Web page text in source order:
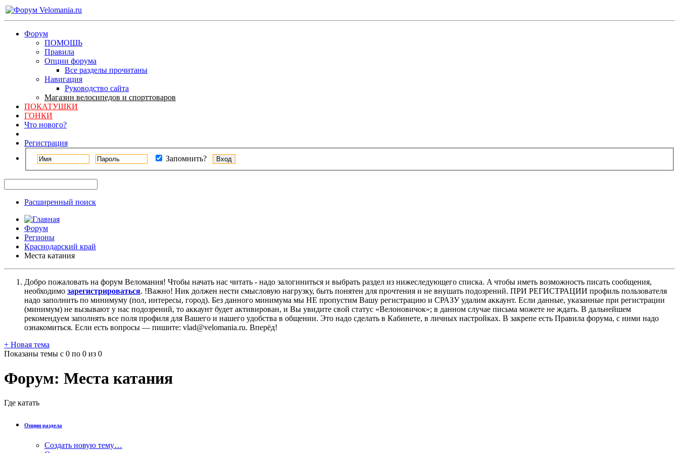
Форум
ПОМОЩЬ
Правила
Опции форума
Все разделы прочитаны
Навигация
Руководство сайта
Магазин велосипедов и спорттоваров
ПОКАТУШКИ
ГОНКИ
Что нового?
Регистрация
Запомнить?
Расширенный поиск
Форум
Регионы
Краснодарский край
Места катания
Добро пожаловать на форум Веломания! Чтобы начать нас читать - надо залогиниться и выбрать раздел из нижеследующего списка. A чтобы иметь возможность писать сообщения,
необходимо зарегистрироваться. !Важно! Ник должен нести смысловую нагрузку, быть понятен для прочтения и не внушать подозрений. ПРИ РЕГИСТРАЦИИ профиль пользователя
надо заполнить по минимуму (пол, интересы, город). Без данного минимума мы НЕ пропустим Вашу регистрацию и СРАЗУ удалим аккаунт. Если данные, указанные при регистрации
(минимум) не вызывают у нас подозрений, то аккаунт будет активирован, и Вы увидите свой статус «Велоновичок»; в данном случае письма можете не ждать. В дальнейшем
рекомендуем заполнять все поля профиля для Вашего и нашего удобства в общении. Это надо сделать в Кабинете, в личных настройках. В закрепе есть Правила форума, с ними надо
ознакомиться. Если есть вопросы — пишите: vlad@velomania.ru. Вперёд!
+ Новая тема
Показаны темы с 0 по 0 из 0
Форум: Места катания
Где катать
Опции раздела
Создать новую тему…